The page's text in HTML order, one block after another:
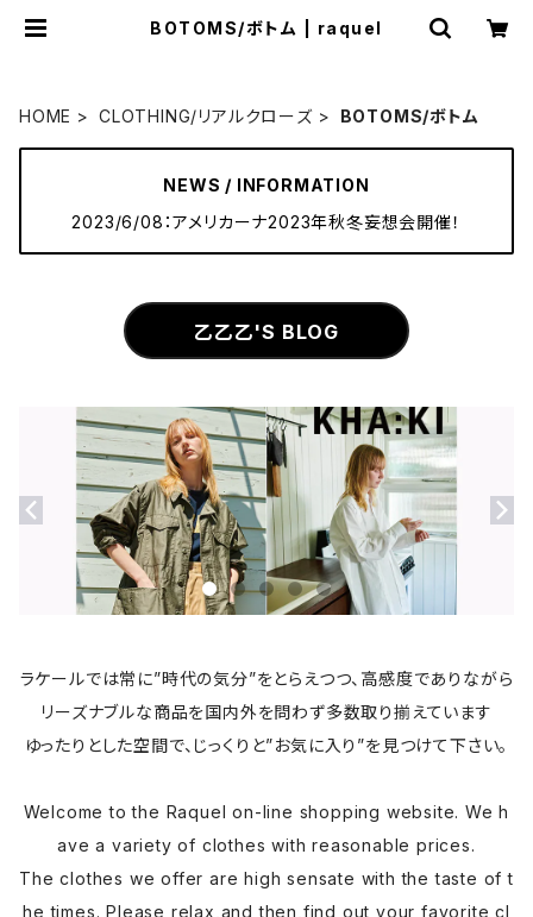
BOTOMS/ボトム | raquel
HOME CLOTHING/リアルクローズ BOTOMS/ボトム
NEWS / INFORMATION
2023/6/08：アメリカーナ2023年秋冬妄想会開催！
乙乙乙'S BLOG
ラケールでは常に”時代の気分”をとらえつつ、高感度でありながら
リーズナブルな商品を国内外を問わず多数取り揃えています
ゆったりとした空間で、じっくりと”お気に入り”を見つけて下さい。
Welcome to the Raquel on-line shopping website. We h
ave a variety of clothes with reasonable prices.
The clothes we offer are high sensate with the taste of t
he times. Please relax,and then,find out your favorite cl